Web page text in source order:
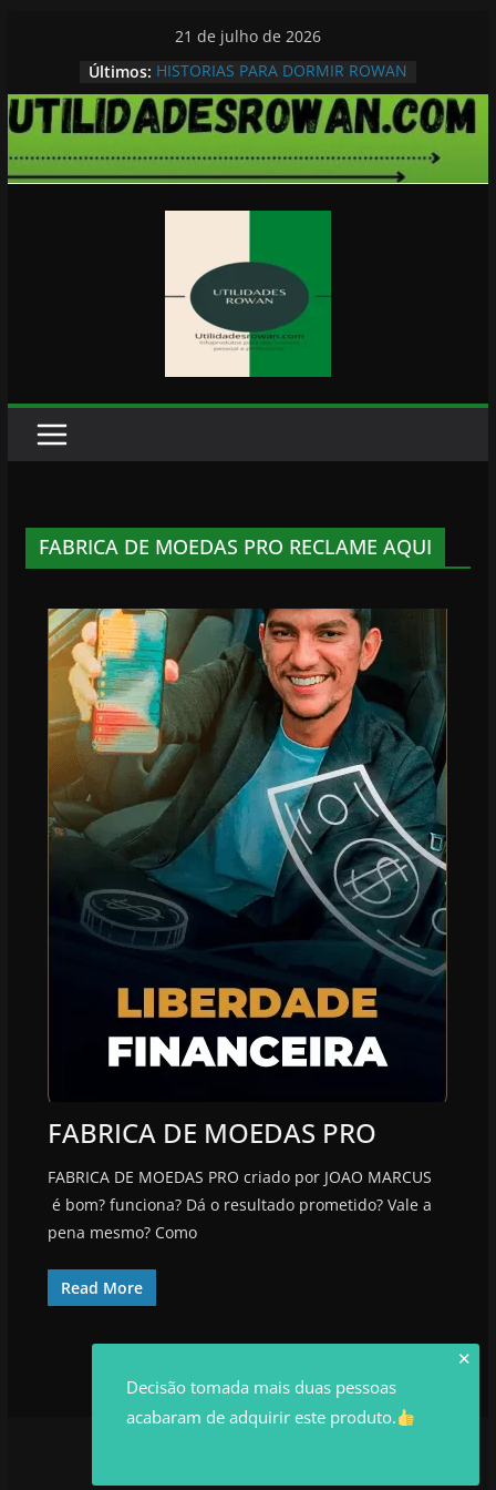
conteúdo
21 de julho de 2026
Últimos: HISTORIAS PARA DORMIR ROWAN
FABRICA DE MOEDAS PRO RECLAME AQUI
FABRICA DE MOEDAS PRO
FABRICA DE MOEDAS PRO criado por JOAO MARCUS
é bom? funciona? Dá o resultado prometido? Vale a
pena mesmo? Como
Read More
✕
Decisão tomada mais duas pessoas
acabaram de adquirir este produto.